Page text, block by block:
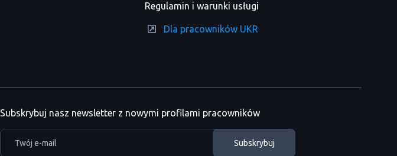
Regulamin i warunki usługi
Dla pracowników UKR
Subskrybuj nasz newsletter z nowymi profilami pracowników